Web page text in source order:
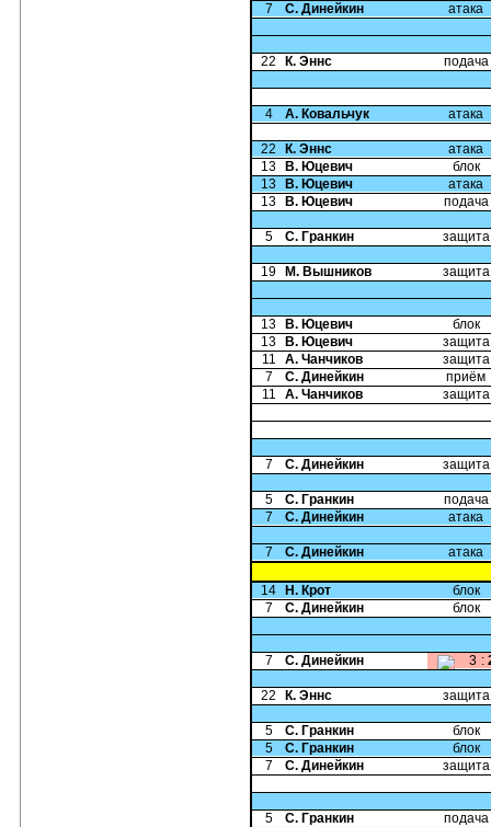
7
С. Динейкин атака
22 К. Эннс подача
4 А. Ковальчук атака
22 К. Эннс
атака
13
В. Юцевич
блок
13
В. Юцевич
атака
13
В. Юцевич подача
5 С. Гранкин защита
19 М. Вышников защита
13 В. Юцевич
блок
13
В. Юцевич
защита
11
А. Чанчиков
защита
7
С. Динейкин
приём
11
А. Чанчиков защита
7 С. Динейкин защита
5 С. Гранкин
подача
7
С. Динейкин атака
7 С. Динейкин атака
14 Н. Крот
блок
7
С. Динейкин блок
7 С. Динейкин 3 :
22 К. Эннс защита
5 С. Гранкин
блок
5
С. Гранкин
блок
7
С. Динейкин защита
5 С. Гранкин подача